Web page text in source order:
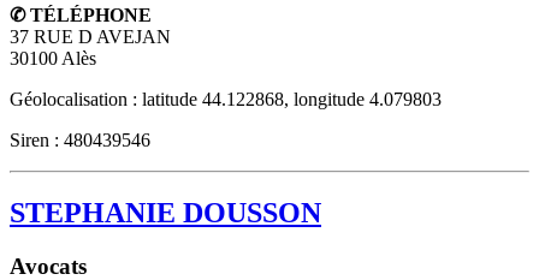
✆ TÉLÉPHONE
37 RUE D AVEJAN
30100 Alès
Géolocalisation : latitude 44.122868, longitude 4.079803
Siren : 480439546
STEPHANIE DOUSSON
Avocats